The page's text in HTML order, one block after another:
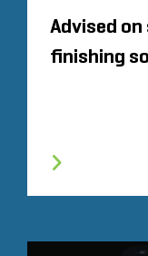
Advised
finishing